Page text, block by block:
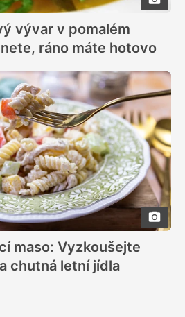
vývar v pomalém
ráno máte hotovo
maso: Vyzkoušejte
chutná letní jídla